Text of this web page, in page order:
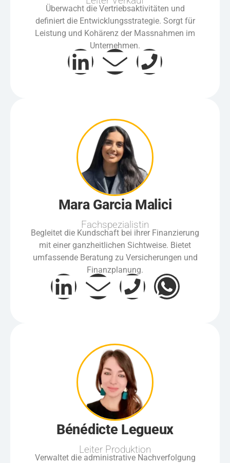
Überwacht die Vertriebsaktivitäten und
definiert die Entwicklungsstrategie. Sorgt für
Leistung und Kohärenz der Massnahmen im
Unternehmen.
Mara Garcia Malici
Fachspezialistin
Begleitet die Kundschaft bei ihrer Finanzierung
mit einer ganzheitlichen Sichtweise. Bietet
umfassende Beratung zu Versicherungen und
Finanzplanung.
Bénédicte Legueux
Leiter Produktion
Verwaltet die administrative Nachverfolgung